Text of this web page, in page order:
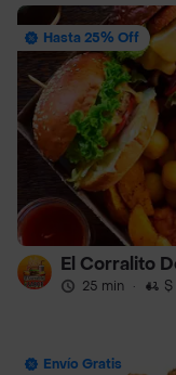
Hasta 25% Off
El Corralito
25 min ·
Envío Gratis